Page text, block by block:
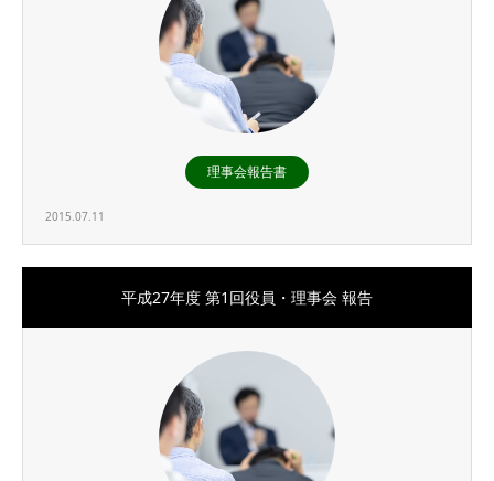
理事会報告書
2015.07.11
平成27年度 第1回役員・理事会 報告